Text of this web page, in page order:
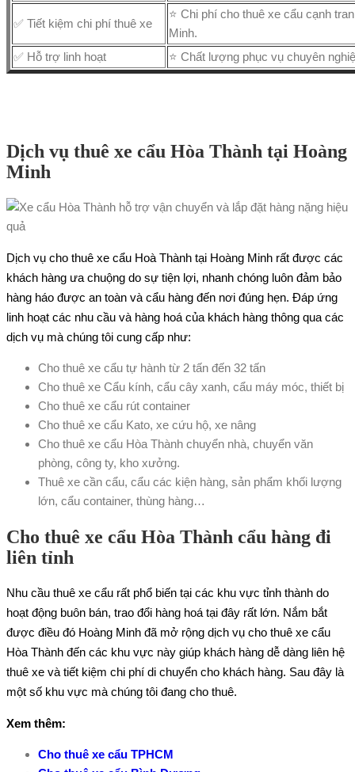
✅ Tiết kiệm chi phí thuê xe
⭐ Chi phí cho thuê xe cẩu cạnh
Minh.
✅ Hỗ trợ linh hoạt
⭐ Chất lượng phục vụ chuyên
Dịch vụ thuê xe cẩu Hòa Thành tại Hoàng
Minh
Dịch vụ cho thuê xe cẩu Hoà Thành tại Hoàng Minh rất được các
khách hàng ưa chuộng do sự tiện lợi, nhanh chóng luôn đảm bảo
hàng háo được an toàn và cẩu hàng đến nơi đúng hẹn. Đáp ứng
linh hoạt các nhu cầu và hàng hoá của khách hàng thông qua các
dịch vụ mà chúng tôi cung cấp như:
Cho thuê xe cẩu tự hành từ 2 tấn đến 32 tấn
Cho thuê xe Cẩu kính, cẩu cây xanh, cẩu máy móc, thiết bị
Cho thuê xe cẩu rút container
Cho thuê xe cẩu Kato, xe cứu hộ, xe nâng
Cho thuê xe cẩu Hòa Thành chuyển nhà, chuyển văn
phòng, công ty, kho xưởng.
Thuê xe cần cẩu, cẩu các kiện hàng, sản phẩm khối lượng
lớn, cẩu container, thùng hàng…
Cho thuê xe cẩu Hòa Thành cẩu hàng đi
liên tỉnh
Nhu cầu thuê xe cẩu rất phổ biến tại các khu vực tỉnh thành do
hoạt động buôn bán, trao đổi hàng hoá tại đây rất lớn. Nắm bắt
được điều đó Hoàng Minh đã mở rộng dịch vụ cho thuê xe cẩu
Hòa Thành đến các khu vực này giúp khách hàng dễ dàng liên hệ
thuê xe và tiết kiệm chi phí di chuyển cho khách hàng. Sau đây là
một số khu vực mà chúng tôi đang cho thuê.
Xem thêm:
Cho thuê xe cẩu TPHCM